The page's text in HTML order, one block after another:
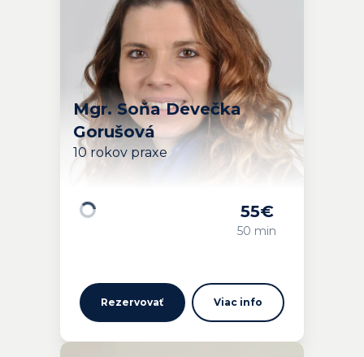
Mgr. Soňa Devečka
Gorušová
10 rokov praxe
55€
50 min
Rezervovať Viac info